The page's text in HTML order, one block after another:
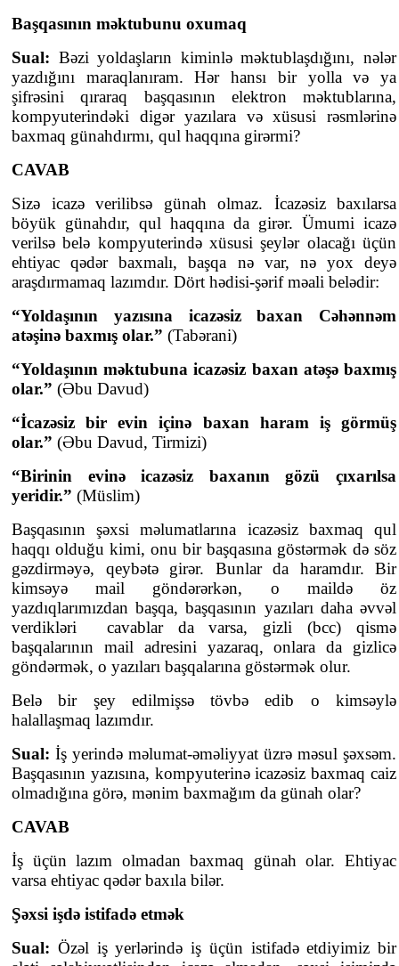
Başqasının məktubunu oxumaq
Sual: Bəzi yoldaşların kiminlə məktublaşdığını, nələr
yazdığını maraqlanıram. Hər hansı bir yolla və ya
şifrəsini qıraraq başqasının elektron məktublarına,
kompyuterindəki digər yazılara və xüsusi rəsmlərinə
baxmaq günahdırmı, qul haqqına girərmi?
CAVAB
Sizə icazə verilibsə günah olmaz. İcazəsiz baxılarsa
böyük günahdır, qul haqqına da girər. Ümumi icazə
verilsə belə kompyuterində xüsusi şeylər olacağı üçün
ehtiyac qədər baxmalı, başqa nə var, nə yox deyə
araşdırmamaq lazımdır. Dört hədisi-şərif məali belədir:
“Yoldaşının yazısına icazəsiz baxan Cəhənnəm
atəşinə baxmış olar.” (Tabərani)
“Yoldaşının məktubuna icazəsiz baxan atəşə baxmış
olar.” (Əbu Davud)
“İcazəsiz bir evin içinə baxan haram iş görmüş
olar.” (Əbu Davud, Tirmizi)
“Birinin evinə icazəsiz baxanın gözü çıxarılsa
yeridir.” (Müslim)
Başqasının şəxsi məlumatlarına icazəsiz baxmaq qul
haqqı olduğu kimi, onu bir başqasına göstərmək də söz
gəzdirməyə, qeybətə girər. Bunlar da haramdır. Bir
kimsəyə mail göndərərkən, o maildə öz
yazdıqlarımızdan başqa, başqasının yazıları daha əvvəl
verdikləri cavablar da varsa, gizli (bcc) qismə
başqalarının mail adresini yazaraq, onlara da gizlicə
göndərmək, o yazıları başqalarına göstərmək olur.
Belə bir şey edilmişsə tövbə edib o kimsəylə
halallaşmaq lazımdır.
Sual: İş yerində məlumat-əməliyyat üzrə məsul şəxsəm.
Başqasının yazısına, kompyuterinə icazəsiz baxmaq caiz
olmadığına görə, mənim baxmağım da günah olar?
CAVAB
İş üçün lazım olmadan baxmaq günah olar. Ehtiyac
varsa ehtiyac qədər baxıla bilər.
Şəxsi işdə istifadə etmək
Sual: Özəl iş yerlərində iş üçün istifadə etdiyimiz bir